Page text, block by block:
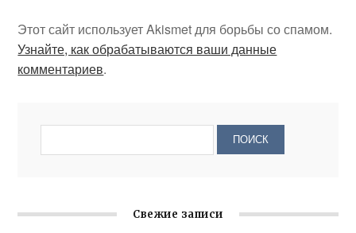
Этот сайт использует Akismet для борьбы со спамом.
Узнайте, как обрабатываются ваши данные
комментариев.
Свежие записи